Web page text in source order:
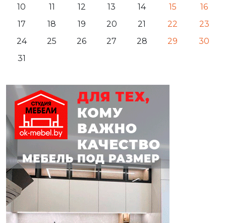
10
11 12 13 14 15
16
17
18 19 20 21 22
23
24
25 26 27 28 29
30
31